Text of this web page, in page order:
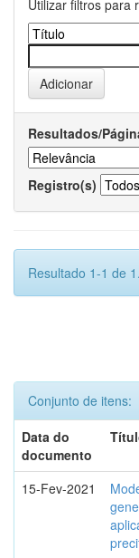
Utilizar filtros para
Resultados/
Registro(s)
Resultado 1-1 de 1.
Conjunto de itens:
Data do
documento
15-Fev-2021